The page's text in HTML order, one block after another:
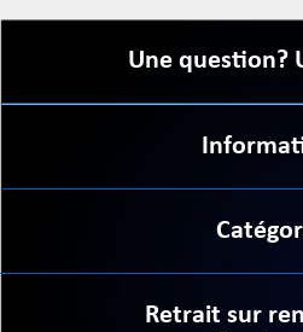
Une question?
Retrait sur